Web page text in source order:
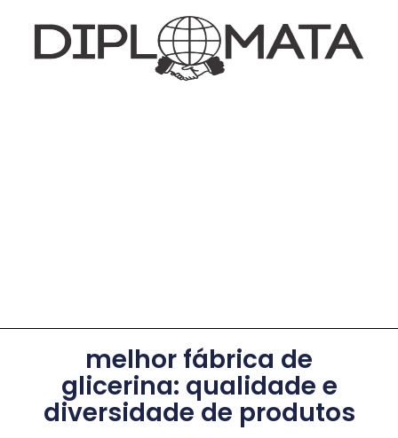
melhor fábrica de
glicerina: qualidade e
diversidade de produtos